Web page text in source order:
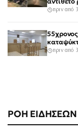
ΡΟΗ ΕΙΔΗΣΕΩΝ
πριν από
πριν από